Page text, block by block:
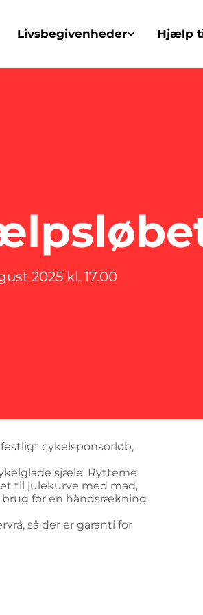
Livsbegivenheder Hjælp
2025 kl. 17.00
cykelsponsorløb,
sjæle. Rytterne
til julekurve med mad,
brug for en håndsrækning
så der er garanti for